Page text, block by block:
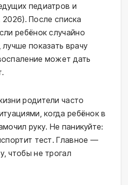
педиатров и
2026). После списка
ребёнок случайно
показать врачу
может дать
родители часто
когда ребёнок в
руку. Не паникуйте:
тест. Главное —
чтобы не трогал